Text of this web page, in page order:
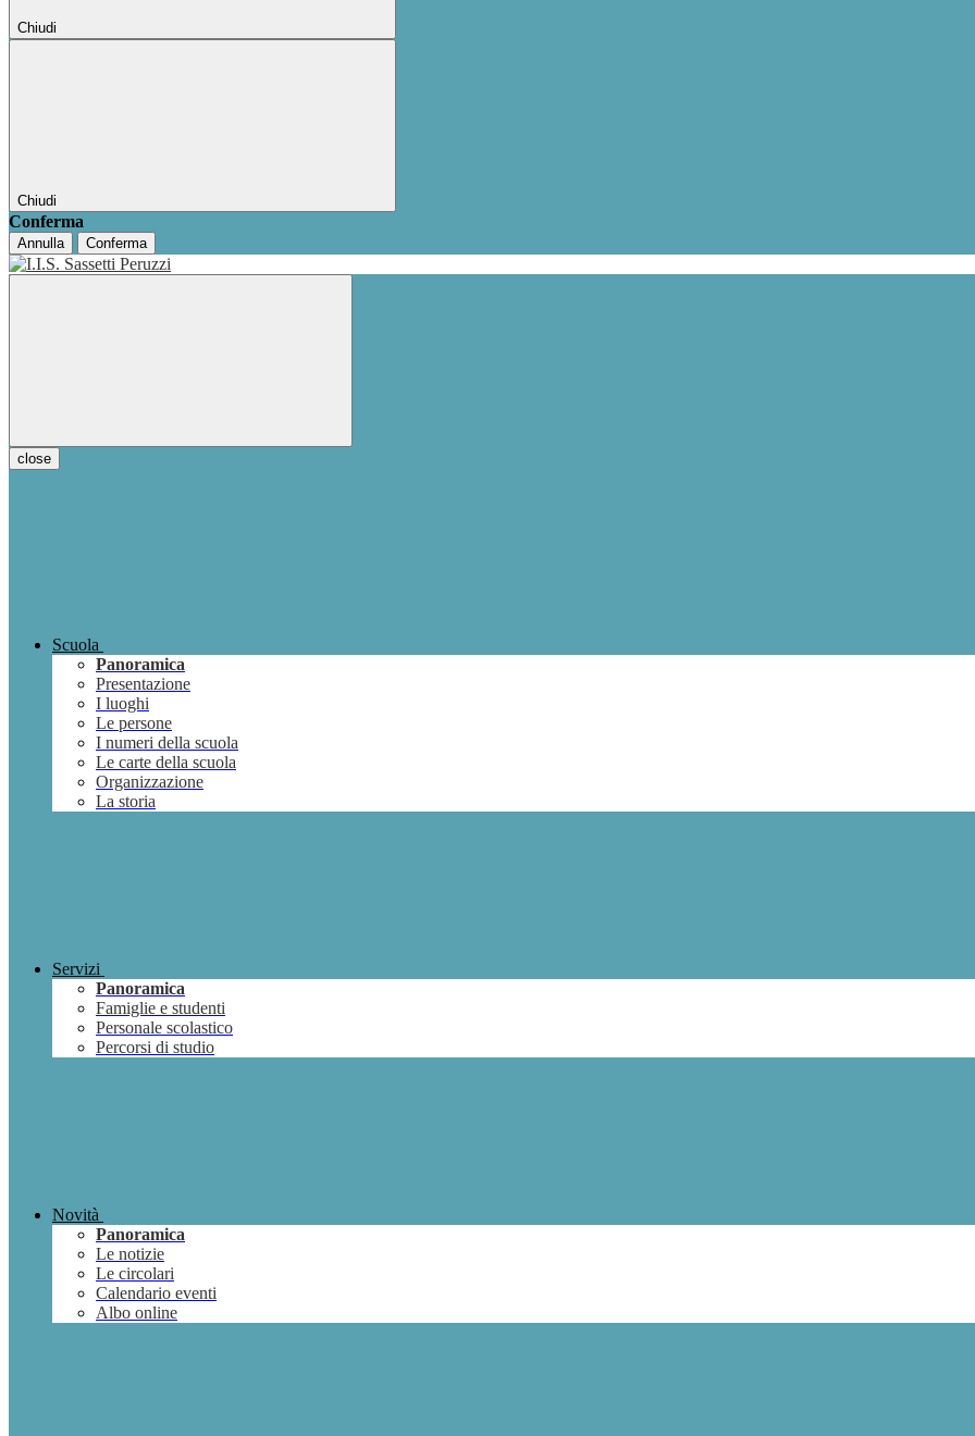
Chiudi
Chiudi
Conferma
Annulla Conferma
close
Scuola
Panoramica
Presentazione
I luoghi
Le persone
I numeri della scuola
Le carte della scuola
Organizzazione
La storia
Servizi
Panoramica
Famiglie e studenti
Personale scolastico
Percorsi di studio
Novità
Panoramica
Le notizie
Le circolari
Calendario eventi
Albo online